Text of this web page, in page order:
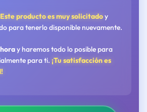
Este producto es muy solicitadoy
para tenerlo disponible nuevamente.
y haremos todo lo posible para
para ti. ¡Tu satisfacción es